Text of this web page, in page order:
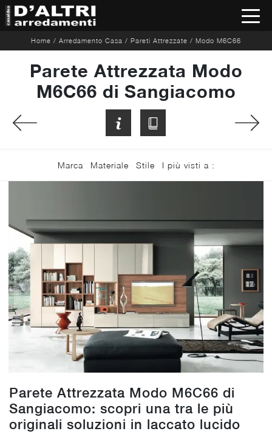
Home / Arredamento Casa / Pareti Attrezzate / Modo M6C66
Parete Attrezzata Modo
M6C66 di Sangiacomo
Marca Materiale Stile I più visti a :
Parete Attrezzata Modo M6C66 di
Sangiacomo: scopri una tra le più
originali soluzioni in laccato lucido